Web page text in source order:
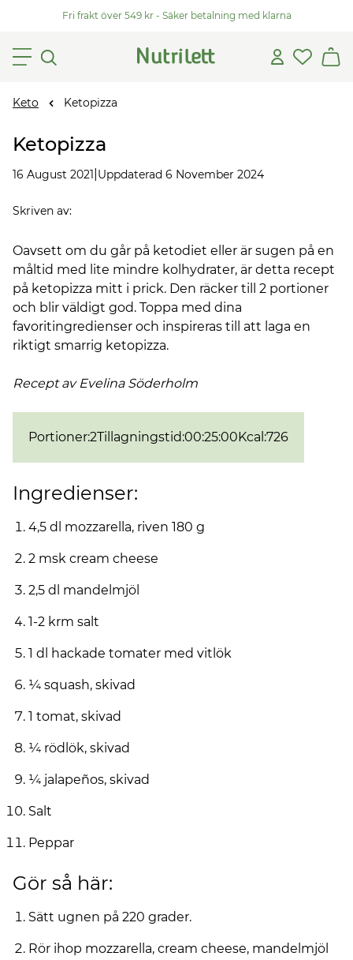
Fri frakt över 549 kr - Säker betalning med klarna
Keto Ketopizza
Ketopizza
16 August 2021 Uppdaterad 6 November 2024
Skriven av:
Oavsett om du går på ketodiet eller är sugen på en
måltid med lite mindre kolhydrater, är detta recept
på ketopizza mitt i prick. Den räcker till 2 portioner
och blir väldigt god. Toppa med dina
favoritingredienser och inspireras till att laga en
riktigt smarrig ketopizza.
Recept av Evelina Söderholm
Portioner:2Tillagningstid:00:25:00Kcal :726
Ingredienser:
4,5 dl mozzarella, riven 180 g
2 msk cream cheese
2,5 dl mandelmjöl
1-2 krm salt
1 dl hackade tomater med vitlök
¼ squash, skivad
1 tomat, skivad
¼ rödlök, skivad
¼ jalapeños, skivad
Salt
Peppar
Gör så här:
Sätt ugnen på 220 grader.
Rör ihop mozzarella, cream cheese, mandelmjöl